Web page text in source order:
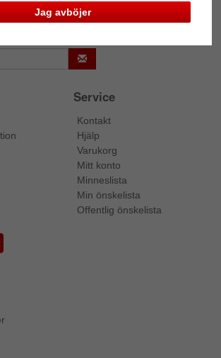
Jag avböjer
vårt nyhetsbrev, vänligen skriv in din
Service
Kontakt
Hjälp
Varukorg
Mitt konto
Minneslista
Min önskelista
Offentlig önskelista